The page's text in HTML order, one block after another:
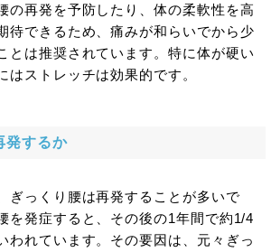
の再発を予防したり、体の柔軟性を高
待できるため、痛みが和らいでから少
とは推奨されています。特に体が硬い
はストレッチは効果的です。
発するか
ぎっくり腰は再発することが多いで
を発症すると、その後の1年間で約1/4
われています。その要因は、元々ぎっ